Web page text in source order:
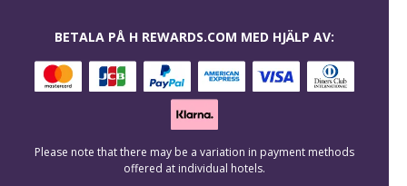
BETALA PÅ H REWARDS.COM MED HJÄLP AV:
Please note that there may be a variation in payment methods
offered at individual hotels.